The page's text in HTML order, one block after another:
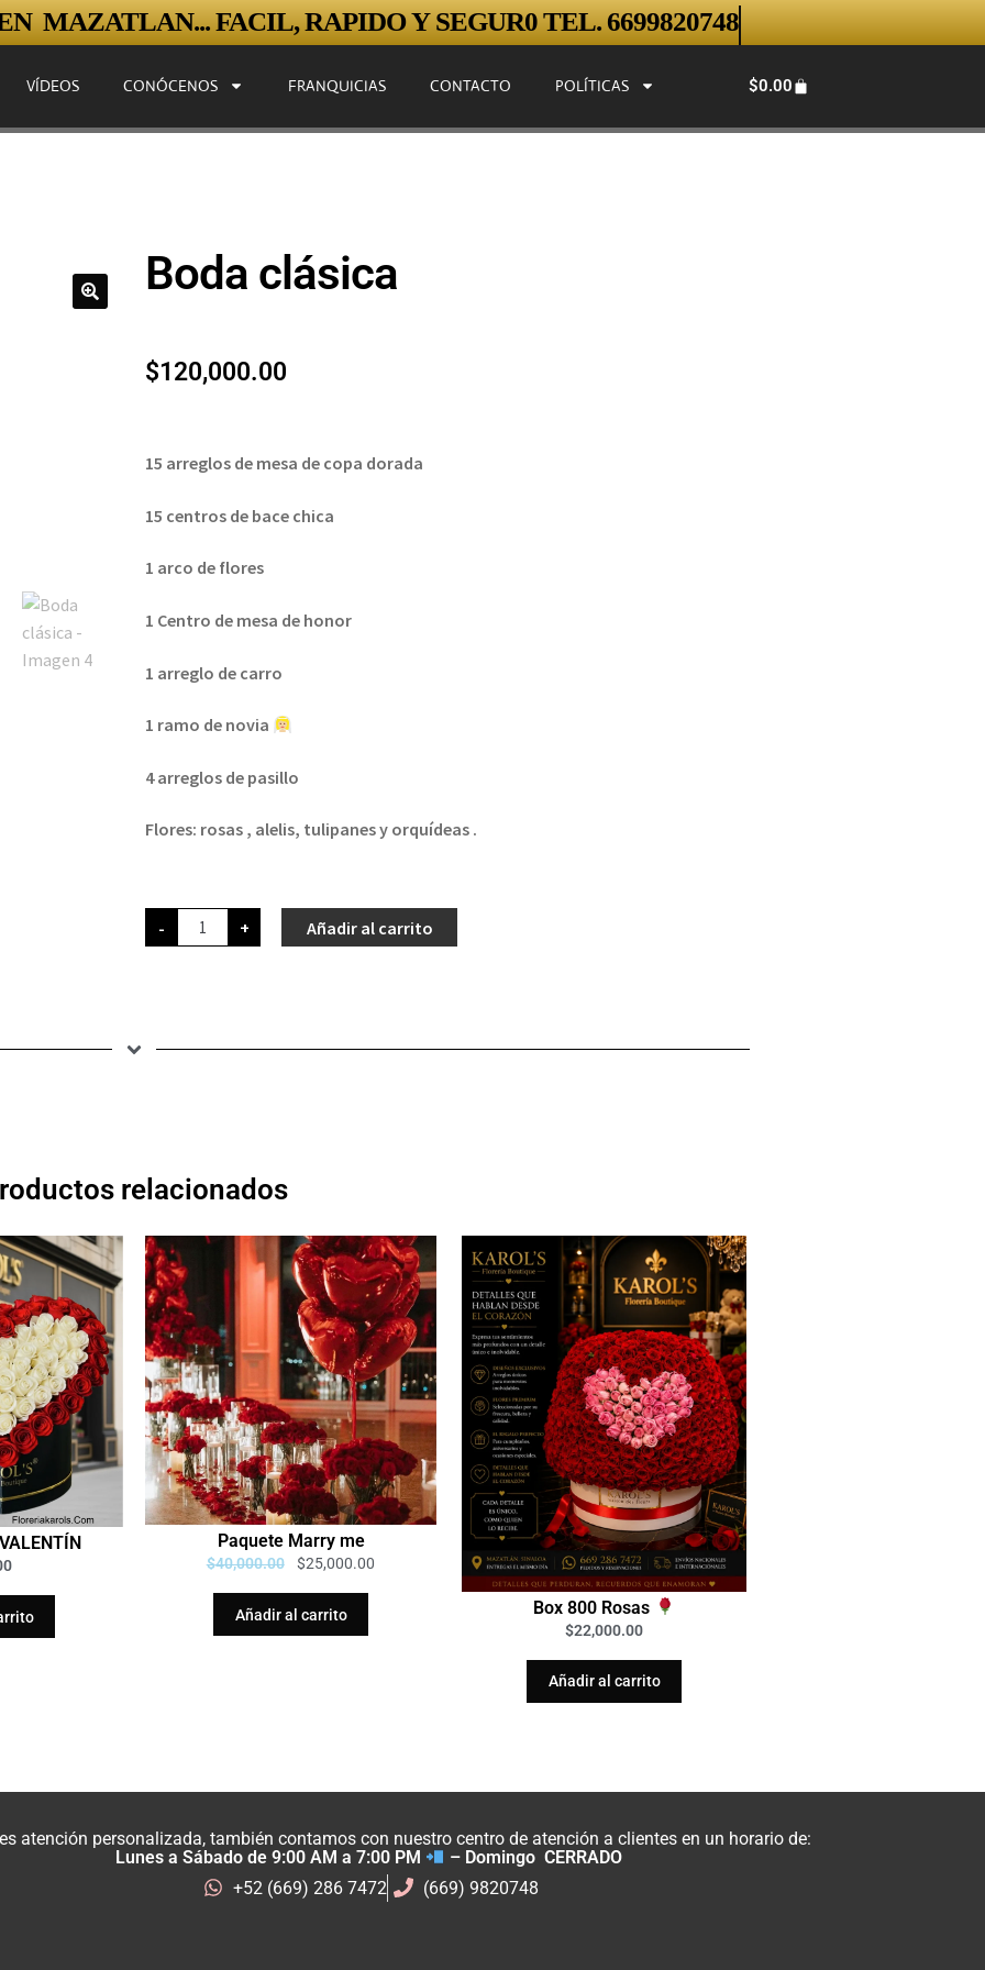
MAZATLAN... FACIL, RAPIDO Y SEGUR0 TEL. 6699820748
VÍDEOS CONÓCENOS FRANQUICIAS CONTACTO POLÍTICAS $0.00
Boda clásica
$120,000.00
15 arreglos de mesa de copa dorada
15 centros de bace chica
1 arco de flores
1 Centro de mesa de honor
1 arreglo de carro
1 ramo de novia
4 arreglos de pasillo
Flores: rosas , alelis, tulipanes y orquídeas .
- + Añadir al carrito
relacionados
Paquete Marry me
$40,000.00 $25,000.00
Añadir al carrito Box 800 Rosas
$22,000.00
Añadir al carrito
atención personalizada, también contamos con nuestro centro de atención a clientes en un horario de:
Lunes a Sábado de 9:00 AM a 7:00 PM
– Domingo CERRADO
+52 (669) 286 7472
(669) 9820748